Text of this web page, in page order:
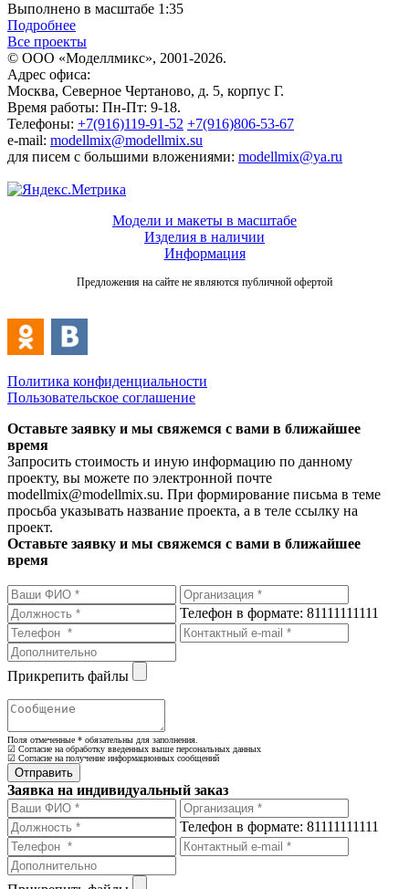
Выполнено в масштабе 1:35
Подробнее
Все проекты
© ООО «Моделлмикс», 2001-2026.
Адрес офиса:
Москва, Северное Чертаново, д. 5, корпус Г.
Время работы: Пн-Пт: 9-18.
Телефоны: +7(916)119-91-52 +7(916)806-53-67
e-mail: modellmix@modellmix.su
для писем с большими вложениями: modellmix@ya.ru
Модели и макеты в масштабе
Изделия в наличии
Информация
Предложения на сайте не являются публичной офертой
Политика конфиденциальности
Пользовательское соглашение
Оставьте заявку и мы свяжемся с вами в ближайшее
время
Запросить стоимость и иную информацию по данному
проекту, вы можете по электронной почте
modellmix@modellmix.su. При формирование письма в теме
просьба указывать название проекта, а в теле ссылку на
проект.
Оставьте заявку и мы свяжемся с вами в ближайшее
время
Телефон в формате: 81111111111
Прикрепить файлы
Поля отмеченные * обязательны для заполнения.
☑ Согласие на обработку введенных выше персональных данных
☑ Согласие на получение информационных сообщений
Заявка на индивидуальный заказ
Телефон в формате: 81111111111